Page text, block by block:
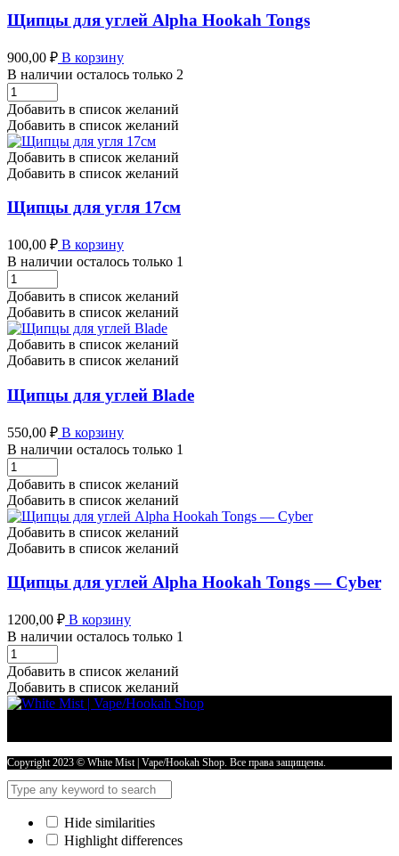
Щипцы для углей Alpha Hookah Tongs
900,00 ₽ В корзину
В наличии осталось только 2
Щипцы
для
углей
Alpha
Hookah
Tongs
количество
Добавить в список желаний
Добавить в список желаний
Добавить в список желаний
Добавить в список желаний
Щипцы для угля 17см
100,00 ₽ В корзину
В наличии осталось только 1
Щипцы
для
угля
17см
количество
Добавить в список желаний
Добавить в список желаний
Добавить в список желаний
Добавить в список желаний
Щипцы для углей Blade
550,00 ₽ В корзину
В наличии осталось только 1
Щипцы
для
углей
Blade
количество
Добавить в список желаний
Добавить в список желаний
Добавить в список желаний
Добавить в список желаний
Щипцы для углей Alpha Hookah Tongs — Cyber
1200,00 ₽ В корзину
В наличии осталось только 1
Щипцы
для
углей
Alpha
Cyber
количество
Добавить в список желаний
Добавить в список желаний
Copyright 2023 © White Mist | Vape/Hookah Shop. Все права защищены.
Hide similarities
Highlight differences